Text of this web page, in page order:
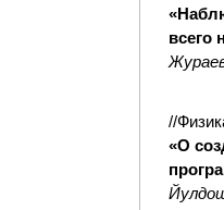
всего
//
«О